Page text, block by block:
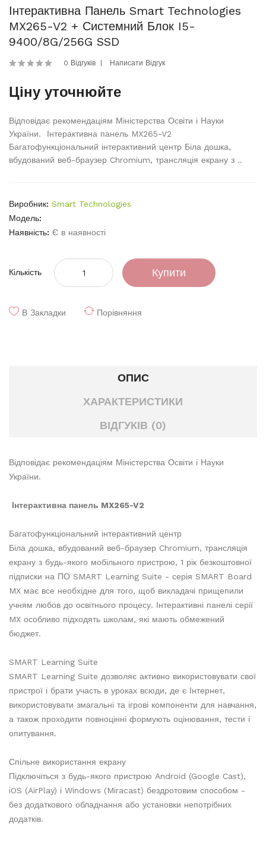
Інтерактивна Панель Smart Technologies
MX265-V2 + Системний Блок I5-
9400/8G/256G SSD
0 Відгуків Написати Відгук
Ціну уточнюйте
Відповідає рекомендаціям Міністерства Освіти і Науки
України. Інтерактивна панель MX265-V2
Багатофункціональний інтерактивний центр Біла дошка,
вбудований веб-браузер Chromium, трансляція екрану з ..
Виробник: Smart Technologies
Модель:
Наявність: Є в наявності
Кількість Купити
В Закладки Порівняння
ОПИС
ХАРАКТЕРИСТИКИ
ВІДГУКІВ (0)
Відповідає рекомендаціям Міністерства Освіти і Науки
України.
Інтерактивна панель MX265-V2
Багатофункціональний інтерактивний центр
Біла дошка, вбудований веб-браузер Chromium, трансляція
екрану з будь-якого мобільного пристрою, 1 рік безкоштовної
підписки на ПО SMART Learning Suite - серія SMART Board
MX має все необхідне для того, щоб викладачі прищепили
учням любов до освітнього процесу. Інтерактивні панелі серії
MX особливо підходять школам, які мають обмежений
бюджет.
SMART Learning Suite
SMART Learning Suite дозволяє активно використовувати свої
пристрої і брати участь в уроках всюди, де є Інтернет,
використовувати змагальні та ігрові компоненти для навчання,
а також проходити повноцінні формують оцінювання, тести і
опитування.
Спільне використання екрану
Підключіться з будь-якого пристрою Android (Google Cast),
iOS (AirPlay) і Windows (Miracast) бездротовим способом -
без додаткового обладнання або установки непотрібних
додатків.